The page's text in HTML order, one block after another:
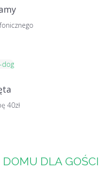
dog
40zł
DLA GOŚCI